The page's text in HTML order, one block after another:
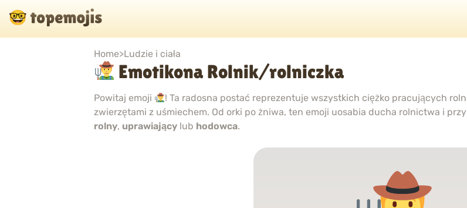
Home>Ludzie i ciała
Emotikona Rolnik/rolniczka
Powitaj emoji
! Ta radosna postać reprezentuje wszystkich ciężko pracujących
zwierzętami z uśmiechem. Od orki po żniwa, ten emoji uosabia ducha rolnictwa i
rolny, uprawiający lub hodowca.